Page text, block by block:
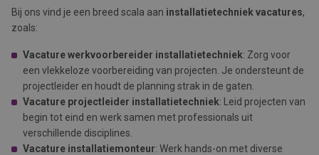
Bij ons vind je een breed scala aan installatietechniek vacatures,
zoals:
Vacature werkvoorbereider installatietechniek: Zorg voor
een vlekkeloze voorbereiding van projecten. Je ondersteunt de
projectleider en houdt de planning strak in de gaten.
Vacature projectleider installatietechniek: Leid projecten van
begin tot eind en werk samen met professionals uit
verschillende disciplines.
Vacature installatiemonteur: Werk hands-on met diverse